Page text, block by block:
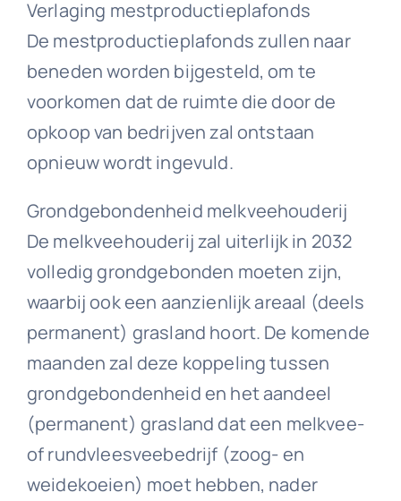
Verlaging mestproductieplafonds
De mestproductieplafonds zullen naar
beneden worden bijgesteld, om te
voorkomen dat de ruimte die door de
opkoop van bedrijven zal ontstaan
opnieuw wordt ingevuld.
Grondgebondenheid melkveehouderij
De melkveehouderij zal uiterlijk in 2032
volledig grondgebonden moeten zijn,
waarbij ook een aanzienlijk areaal (deels
permanent) grasland hoort. De komende
maanden zal deze koppeling tussen
grondgebondenheid en het aandeel
(permanent) grasland dat een melkvee-
of rundvleesveebedrijf (zoog- en
weidekoeien) moet hebben, nader